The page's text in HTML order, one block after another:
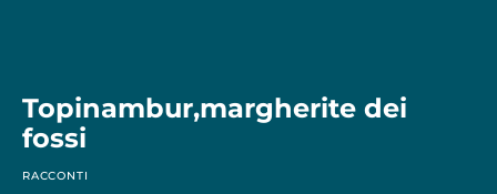
Topinambur,margherite dei
fossi
RACCONTI